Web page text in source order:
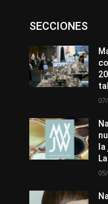
SECCIONESEn
In